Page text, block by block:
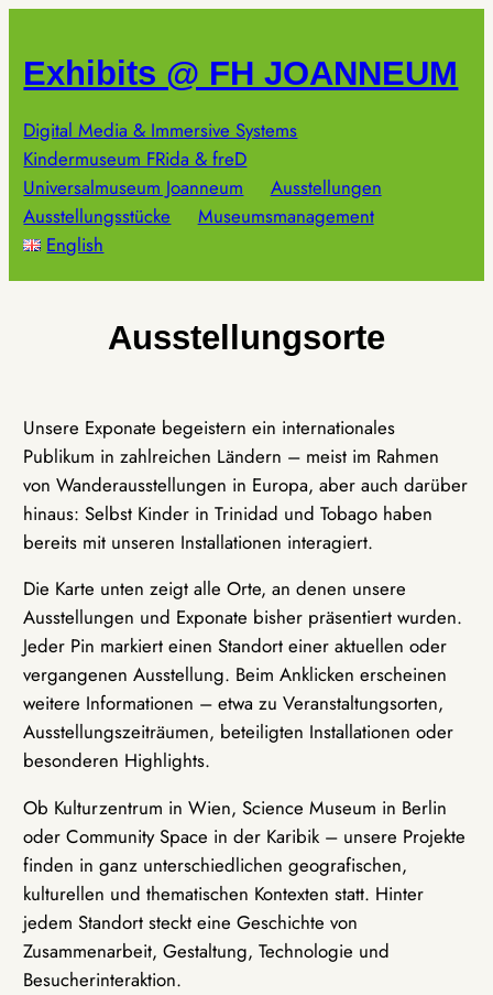
springen
Exhibits @ FH JOANNEUM
Digital Media & Immersive Systems
Kindermuseum FRida & freD
Universalmuseum Joanneum
Ausstellungen
Ausstellungsstücke
Museumsmanagement
English
Ausstellungsorte
Unsere Exponate begeistern ein internationales
Publikum in zahlreichen Ländern – meist im Rahmen
von Wanderausstellungen in Europa, aber auch darüber
hinaus: Selbst Kinder in Trinidad und Tobago haben
bereits mit unseren Installationen interagiert.
Die Karte unten zeigt alle Orte, an denen unsere
Ausstellungen und Exponate bisher präsentiert wurden.
Jeder Pin markiert einen Standort einer aktuellen oder
vergangenen Ausstellung. Beim Anklicken erscheinen
weitere Informationen – etwa zu Veranstaltungsorten,
Ausstellungszeiträumen, beteiligten Installationen oder
besonderen Highlights.
Ob Kulturzentrum in Wien, Science Museum in Berlin
oder Community Space in der Karibik – unsere Projekte
finden in ganz unterschiedlichen geografischen,
kulturellen und thematischen Kontexten statt. Hinter
jedem Standort steckt eine Geschichte von
Zusammenarbeit, Gestaltung, Technologie und
Besucherinteraktion.